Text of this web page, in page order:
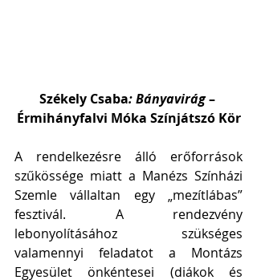
Székely Csaba: Bányavirág –
Érmihányfalvi Móka Színjátszó Kör
A rendelkezésre álló erőforrások
szűkössége miatt a Manézs Színházi
Szemle vállaltan egy „mezítlábas”
fesztivál. A rendezvény
lebonyolításához szükséges
valamennyi feladatot a Montázs
Egyesület önkéntesei (diákok és